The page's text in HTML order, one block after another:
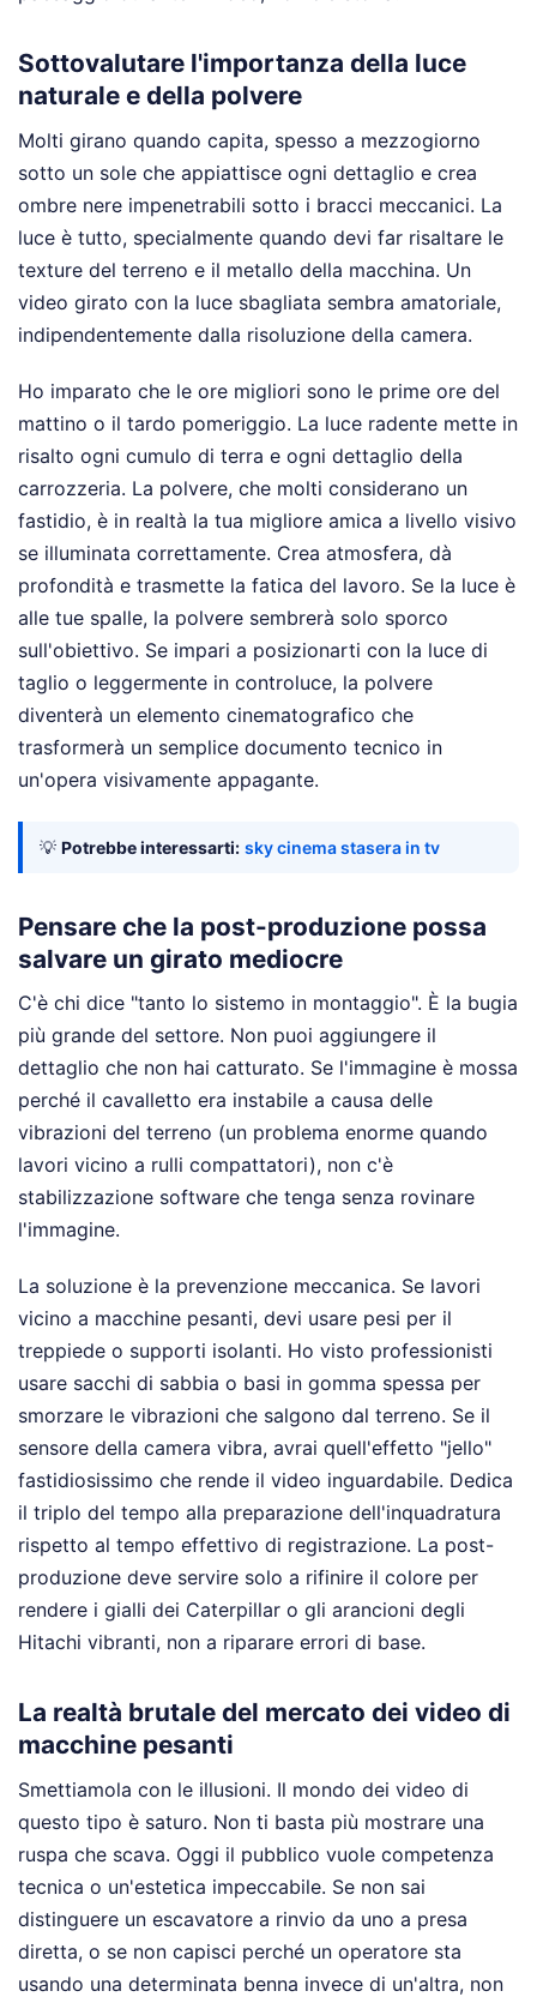
Sottovalutare l'importanza della luce
naturale e della polvere
Molti girano quando capita, spesso a mezzogiorno
sotto un sole che appiattisce ogni dettaglio e crea
ombre nere impenetrabili sotto i bracci meccanici. La
luce è tutto, specialmente quando devi far risaltare le
texture del terreno e il metallo della macchina. Un
video girato con la luce sbagliata sembra amatoriale,
indipendentemente dalla risoluzione della camera.
Ho imparato che le ore migliori sono le prime ore del
mattino o il tardo pomeriggio. La luce radente mette in
risalto ogni cumulo di terra e ogni dettaglio della
carrozzeria. La polvere, che molti considerano un
fastidio, è in realtà la tua migliore amica a livello visivo
se illuminata correttamente. Crea atmosfera, dà
profondità e trasmette la fatica del lavoro. Se la luce è
alle tue spalle, la polvere sembrerà solo sporco
sull'obiettivo. Se impari a posizionarti con la luce di
taglio o leggermente in controluce, la polvere
diventerà un elemento cinematografico che
trasformerà un semplice documento tecnico in
un'opera visivamente appagante.
💡 Potrebbe interessarti: sky cinema stasera in tv
Pensare che la post-produzione possa
salvare un girato mediocre
C'è chi dice "tanto lo sistemo in montaggio". È la bugia
più grande del settore. Non puoi aggiungere il
dettaglio che non hai catturato. Se l'immagine è mossa
perché il cavalletto era instabile a causa delle
vibrazioni del terreno (un problema enorme quando
lavori vicino a rulli compattatori), non c'è
stabilizzazione software che tenga senza rovinare
l'immagine.
La soluzione è la prevenzione meccanica. Se lavori
vicino a macchine pesanti, devi usare pesi per il
treppiede o supporti isolanti. Ho visto professionisti
usare sacchi di sabbia o basi in gomma spessa per
smorzare le vibrazioni che salgono dal terreno. Se il
sensore della camera vibra, avrai quell'effetto "jello"
fastidiosissimo che rende il video inguardabile. Dedica
il triplo del tempo alla preparazione dell'inquadratura
rispetto al tempo effettivo di registrazione. La post-
produzione deve servire solo a rifinire il colore per
rendere i gialli dei Caterpillar o gli arancioni degli
Hitachi vibranti, non a riparare errori di base.
La realtà brutale del mercato dei video di
macchine pesanti
Smettiamola con le illusioni. Il mondo dei video di
questo tipo è saturo. Non ti basta più mostrare una
ruspa che scava. Oggi il pubblico vuole competenza
tecnica o un'estetica impeccabile. Se non sai
distinguere un escavatore a rinvio da uno a presa
diretta, o se non capisci perché un operatore sta
usando una determinata benna invece di un'altra, non